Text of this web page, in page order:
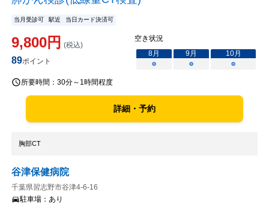
当月受診可 駅近 当日カード決済可
9,800円 (税込)
89ポイント
空き状況
8月 9月 10月
○
○ ○
所要時間： 30分～1時間程度
詳細・予約
胸部CT
谷津保健病院
千葉県習志野市谷津4-6-16
駐車場： あり